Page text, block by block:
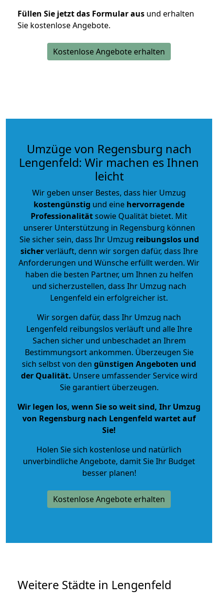
Füllen Sie jetzt das Formular aus und erhalten
Sie kostenlose Angebote.
Kostenlose Angebote erhalten
Umzüge von Regensburg nach
Lengenfeld: Wir machen es Ihnen
leicht
Wir geben unser Bestes, dass hier Umzug
kostengünstig und eine hervorragende
Professionalitätsowie Qualität bietet. Mit
unserer Unterstützung in Regensburg können
Sie sicher sein, dass Ihr Umzug reibungslos und
sicherverläuft, denn wir sorgen dafür, dass Ihre
Anforderungen und Wünsche erfüllt werden. Wir
haben die besten Partner, um Ihnen zu helfen
und sicherzustellen, dass Ihr Umzug nach
Lengenfeld ein erfolgreicher ist.
Wir sorgen dafür, dass Ihr Umzug nach
Lengenfeld reibungslos verläuft und alle Ihre
Sachen sicher und unbeschadet an Ihrem
Bestimmungsort ankommen. Überzeugen Sie
sich selbst von den günstigen Angeboten und
der Qualität. Unsere umfassender Service wird
Sie garantiert überzeugen.
Wir legen los, wenn Sie so weit sind, Ihr Umzug
von Regensburg nach Lengenfeld wartet auf
Sie!
Holen Sie sich kostenlose und natürlich
unverbindliche Angebote, damit Sie Ihr Budget
besser planen!
Kostenlose Angebote erhalten
Weitere Städte in Lengenfeld